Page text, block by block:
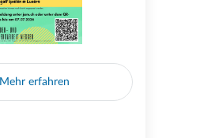
Mehr erfahren